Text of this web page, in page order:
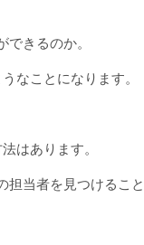
きるのか。
なことになります。
はあります。
当者を見つけること